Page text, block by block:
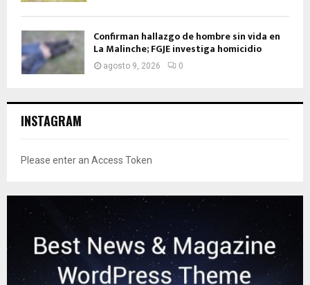
Confirman hallazgo de hombre sin vida en
La Malinche; FGJE investiga homicidio
agosto 9, 2026 0
INSTAGRAM
Please enter an Access Token